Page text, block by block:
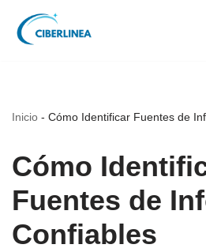
Saltar
Inicio - Cómo Identificar Fuentes de
Cómo
Fuentes de
Confiables